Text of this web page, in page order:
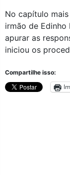
No capítulo
irmão de
apurar as
iniciou os
Compartilhe isso: